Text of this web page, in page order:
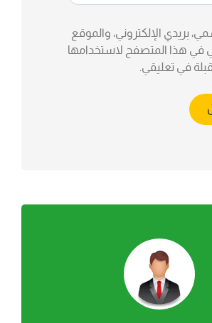
بريدي الإلكتروني، والموقع
في هذا المتصفح لاستخدامها
في تعليقي.